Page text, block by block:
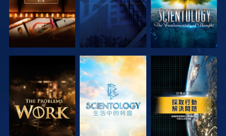
探索系列節目 探索系列節目 觀看